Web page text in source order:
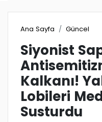
Ana Sayfa Güncel
Siyonist
Kalkanı!
Lobileri
Susturdu